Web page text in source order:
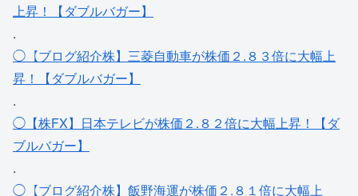
上昇！【ダブルバガー】
.
◯【ブログ紹介株】三菱自動車が株価２.８３倍に大幅上
昇！【ダブルバガー】
.
◯【株FX】日本テレビが株価２.８２倍に大幅上昇！【ダ
ブルバガー】
.
◯【ブログ紹介株】飯野海運が株価２.８１倍に大幅上